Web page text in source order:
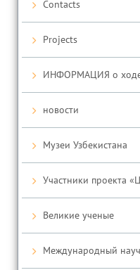
Contacts
Projects
ИНФОРМАЦИЯ о ходе
новости
Музеи Узбекистана
Участники проекта
Великие ученые
Международный